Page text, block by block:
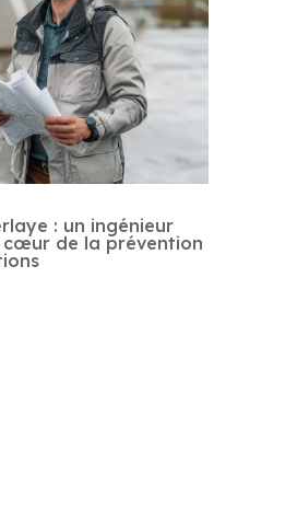
: un ingénieur
de la prévention